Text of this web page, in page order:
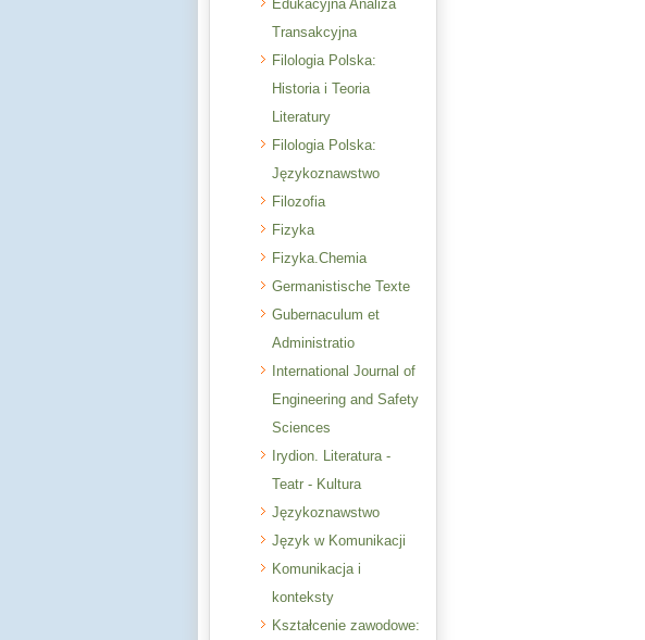
Edukacyjna Analiza
Transakcyjna
Filologia Polska:
Historia i Teoria
Literatury
Filologia Polska:
Językoznawstwo
Filozofia
Fizyka
Fizyka.Chemia
Germanistische Texte
Gubernaculum et
Administratio
International Journal of
Engineering and Safety
Sciences
Irydion. Literatura -
Teatr - Kultura
Językoznawstwo
Język w Komunikacji
Komunikacja i
konteksty
Kształcenie zawodowe: